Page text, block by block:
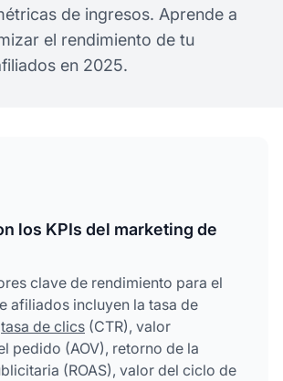
de ingresos. Aprende a
el rendimiento de tu
en 2025.
los KPIs del marketing de
clave de rendimiento para el
afiliados incluyen la tasa de
tasa de clics (CTR), valor
pedido (AOV), retorno de la
(ROAS), valor del ciclo de